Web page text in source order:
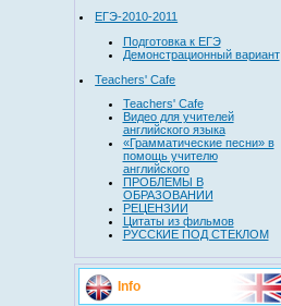
ЕГЭ-2010-2011
Подготовка к ЕГЭ
Демонстрационный вариант
Teachers' Cafe
Teachers' Cafe
Видео для учителей
английского языка
«Грамматические песни» в
помощь учителю
английского
ПРОБЛЕМЫ В
ОБРАЗОВАНИИ
РЕЦЕНЗИИ
Цитаты из фильмов
РУССКИЕ ПОД СТЕКЛОМ
Info